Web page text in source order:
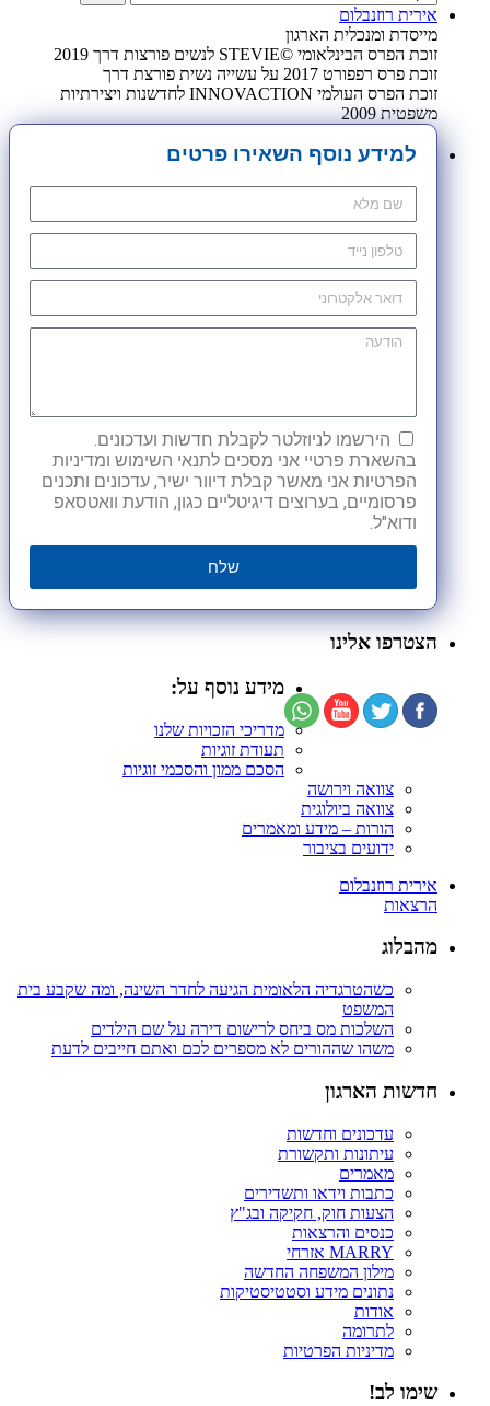
אירית רוזנבלום
מייסדת ומנכלית הארגון
זוכת הפרס הבינלאומי ©STEVIE לנשים פורצות דרך 2019
זוכת פרס רפפורט 2017 על עשייה נשית פורצת דרך
זוכת הפרס העולמי INNOVACTION לחדשנות ויצירתיות
משפטית 2009
למידע נוסף השאירו פרטים
הירשמו לניוזלטר לקבלת חדשות ועדכונים.
בהשארת פרטיי אני מסכים לתנאי השימוש ומדיניות
הפרטיות אני מאשר קבלת דיוור ישיר, עדכונים ותכנים
פרסומיים, בערוצים דיגיטליים כגון, הודעת וואטסאפ
ודוא"ל.
שלח
הצטרפו אלינו
מידע נוסף על:
מדריכי הזכויות שלנו
תעודת זוגיות
הסכם ממון והסכמי זוגיות
צוואה וירושה
צוואה ביולוגית
הורות – מידע ומאמרים
ידועים בציבור
אירית רוזנבלום
הרצאות
מהבלוג
כשהטרגדיה הלאומית הגיעה לחדר השינה, ומה שקבע בית
המשפט
השלכות מס ביחס לרישום דירה על שם הילדים
משהו שההורים לא מספרים לכם ואתם חייבים לדעת
חדשות הארגון
עדכונים וחדשות
עיתונות ותקשורת
מאמרים
כתבות וידאו ותשדירים
הצעות חוק, חקיקה ובג"ץ
כנסים והרצאות
MARRY אזרחי
מילון המשפחה החדשה
נתונים מידע וסטטיסטיקות
אודות
לתרומה
מדיניות הפרטיות
שימו לב!